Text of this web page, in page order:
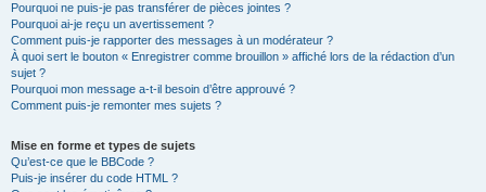
Pourquoi ne puis-je pas transférer de pièces jointes ?
Pourquoi ai-je reçu un avertissement ?
Comment puis-je rapporter des messages à un modérateur ?
À quoi sert le bouton « Enregistrer comme brouillon » affiché lors de la rédaction d’un
sujet ?
Pourquoi mon message a-t-il besoin d’être approuvé ?
Comment puis-je remonter mes sujets ?
Mise en forme et types de sujets
Qu’est-ce que le BBCode ?
Puis-je insérer du code HTML ?